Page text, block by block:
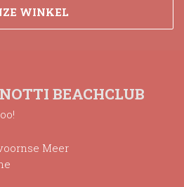
WINKEL
BEACHCLUB
Meer